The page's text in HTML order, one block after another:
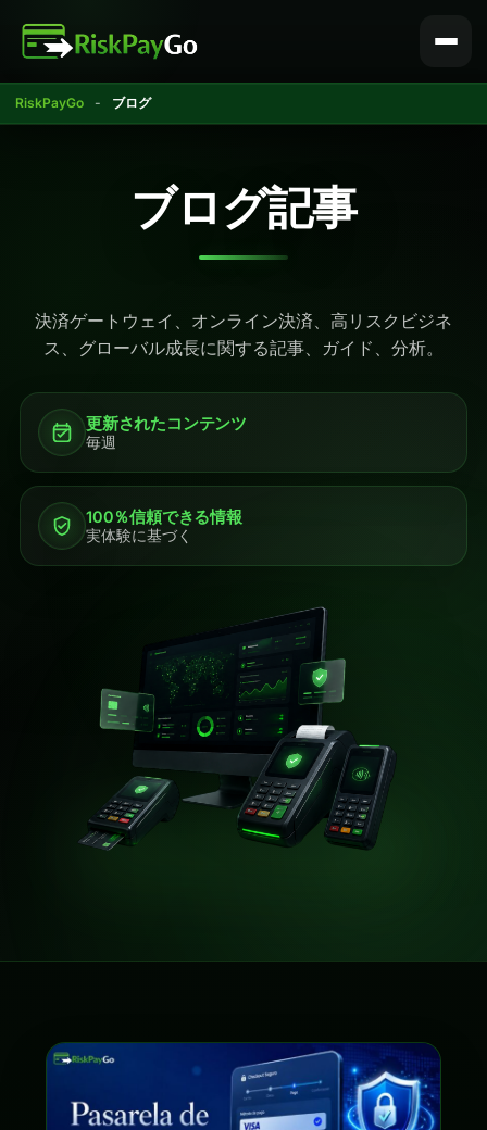
RiskPayGo - ブログ
ブログ記事
決済ゲートウェイ、オンライン決済、高リスクビジネ
ス、グローバル成長に関する記事、ガイド、分析。
更新されたコンテンツ
毎週
100％信頼できる情報
実体験に基づく